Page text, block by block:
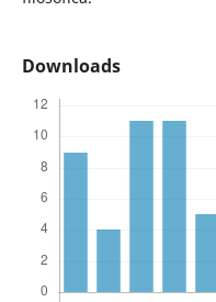
Downloads